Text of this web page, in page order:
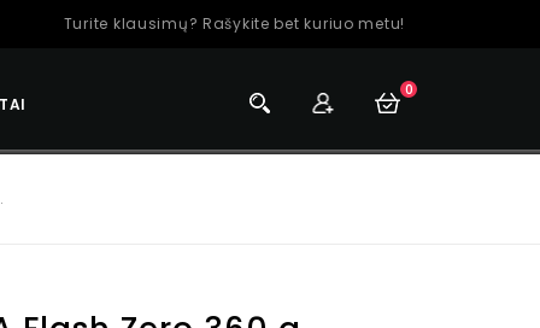
Turite klausimų? Rašykite bet kuriuo metu!
0